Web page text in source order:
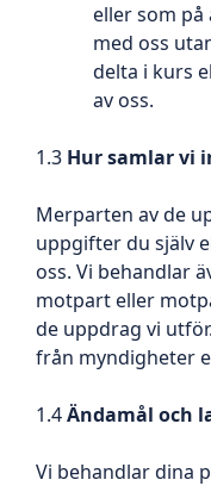
eller som
med oss
delta i kurs
av oss.
1.3 Hur samlar vi
Merparten av de
uppgifter du själv
oss. Vi behandlar
motpart eller
de uppdrag vi
från myndigheter
1.4Ändamål och
Vi behandlar dina